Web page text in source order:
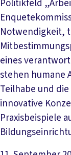
Politikfeld
Notwendigkeit,
eines
stehen humane
Teilhabe und
innovative
Praxisbeispiele